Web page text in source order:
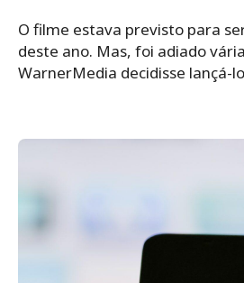
O filme estava previsto para
deste ano. Mas, foi adiado
WarnerMedia decidisse lançá-